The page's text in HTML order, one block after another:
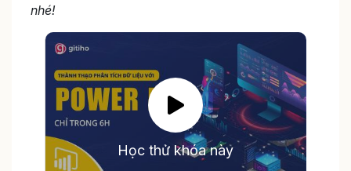
nhé!
Học thử khóa này